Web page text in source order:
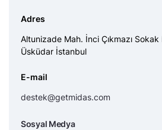
Adres
Altunizade Mah. İnci Çıkmazı
Üsküdar İstanbul
E-mail
destek@getmidas.com
Sosyal Medya